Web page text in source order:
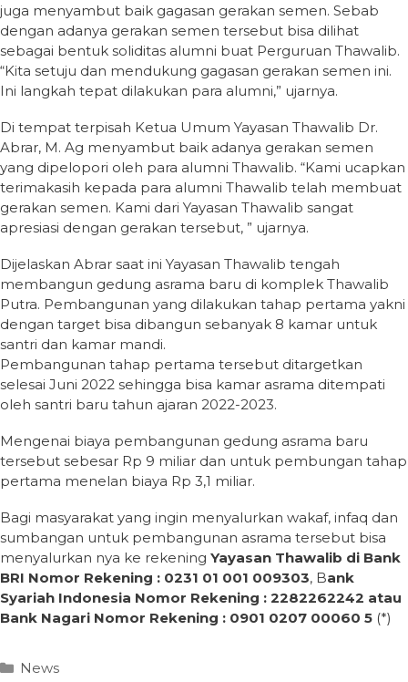
juga menyambut baik gagasan gerakan semen. Sebab
dengan adanya gerakan semen tersebut bisa dilihat
sebagai bentuk soliditas alumni buat Perguruan Thawalib.
“Kita setuju dan mendukung gagasan gerakan semen ini.
Ini langkah tepat dilakukan para alumni,” ujarnya.
Di tempat terpisah Ketua Umum Yayasan Thawalib Dr.
Abrar, M. Ag menyambut baik adanya gerakan semen
yang dipelopori oleh para alumni Thawalib. “Kami ucapkan
terimakasih kepada para alumni Thawalib telah membuat
gerakan semen. Kami dari Yayasan Thawalib sangat
apresiasi dengan gerakan tersebut, ” ujarnya.
Dijelaskan Abrar saat ini Yayasan Thawalib tengah
membangun gedung asrama baru di komplek Thawalib
Putra. Pembangunan yang dilakukan tahap pertama yakni
dengan target bisa dibangun sebanyak 8 kamar untuk
santri dan kamar mandi.
Pembangunan tahap pertama tersebut ditargetkan
selesai Juni 2022 sehingga bisa kamar asrama ditempati
oleh santri baru tahun ajaran 2022-2023.
Mengenai biaya pembangunan gedung asrama baru
tersebut sebesar Rp 9 miliar dan untuk pembungan tahap
pertama menelan biaya Rp 3,1 miliar.
Bagi masyarakat yang ingin menyalurkan wakaf, infaq dan
sumbangan untuk pembangunan asrama tersebut bisa
menyalurkan nya ke rekening Yayasan Thawalib di Bank
BRI Nomor Rekening : 0231 01 001 009303, Bank
Syariah Indonesia Nomor Rekening : 2282262242 atau
Bank Nagari Nomor Rekening : 0901 0207 00060 5 (*)
Categories
News